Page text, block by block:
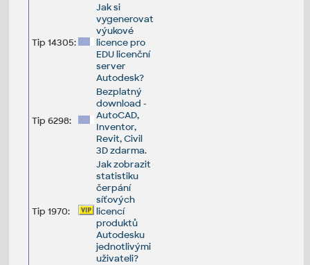
Tip 14305:
Jak si
vygenerovat
výukové
licence pro
EDU licenční
server
Autodesk?
Tip 6298:
Bezplatný
download -
AutoCAD,
Inventor,
Revit, Civil
3D zdarma.
Tip 1970:
Jak zobrazit
statistiku
čerpání
síťových
licencí
produktů
Autodesku
jednotlivými
uživateli?